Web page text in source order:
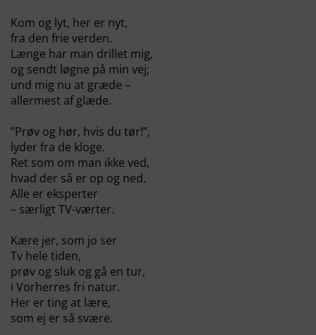
Kom og lyt, her er nyt,
fra den frie verden.
Længe har man drillet mig,
og sendt løgne på min vej;
und mig nu at græde –
allermest af glæde.
”Prøv og hør, hvis du tør!”,
lyder fra de kloge.
Ret som om man ikke ved,
hvad der så er op og ned.
Alle er eksperter
– særligt TV-værter.
Kære jer, som jo ser
Tv hele tiden,
prøv og sluk og gå en tur,
i Vorherres fri natur.
Her er ting at lære,
som ej er så svære.